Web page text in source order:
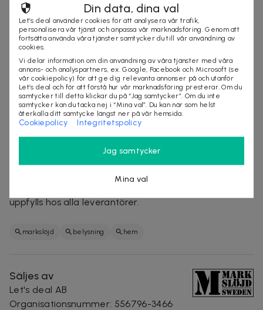
Markslöjd grundades 1963 i Skene och har sedan dess
vuxit till en ledande nordisk aktör inom belysning. Med
rötter i svenskt hantverk kombinerar de tidlös design
från dekorativa lampor till praktisk belysning för hem
och offentliga miljöer - alltid med fokus på kvalitet
och lång livslängd.
Företaget arbetar aktivt för att minska sitt
material tillsammans med Elkretsen, ett samarbete
Sedan 2007 är de medlemmar i Amfori/BSCI och
uppfylls hos alla leverantörer.
markslöjd belysning hem
Säljes av
Let's deal AB
Organisationsnummer: 556796-3466
Din data, dina val
Let’s deal använder cookies för att analysera vår trafik,
personalisera vår tjänst och anpassa vår marknadsföring. Genom att
fortsätta använda våra tjänster samtycker du till vår användning av
cookies.
Vi delar information om din användning av våra tjänster med våra
annons- och analyspartners, ex. Google, Facebook och Microsoft (se
vår cookiepolicy) för att ge dig relevanta annonser på och utanför
Let’s deal och för att förstå hur vår marknadsföring presterar. Om du
samtycker till detta klickar du på “Jag samtycker”. Om du inte
samtycker kan du tacka nej i “Mina val”. Du kan när som helst
återkalla ditt samtycke längst ner på vår hemsida.
Cookiepolicy Integritetspolicy
Jag samtycker
Mina val